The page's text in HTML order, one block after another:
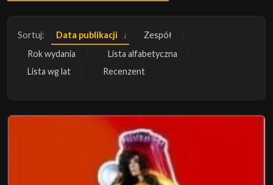
Sortuj: Data publikacji
Zespół
Rok wydania
Lista alfabetyczna
Lista wg lat
Recenzent